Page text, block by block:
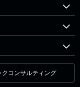
クコンサルティング